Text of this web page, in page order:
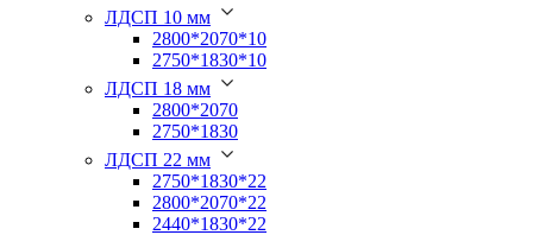
ЛДСП 10 мм
2800*2070*10
2750*1830*10
ЛДСП 18 мм
2800*2070
2750*1830
ЛДСП 22 мм
2750*1830*22
2800*2070*22
2440*1830*22